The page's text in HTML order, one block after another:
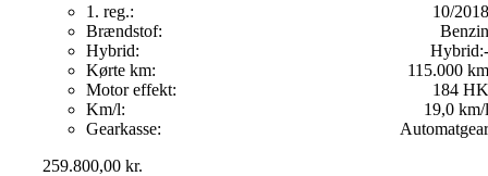
1. reg.:
10/2018
Brændstof:
Benzin
Hybrid:
Hybrid:-
Kørte km:
115.000 km
Motor effekt:
184 HK
Km/l:
19,0 km/l
Gearkasse:
Automatgear
259.800,00kr.